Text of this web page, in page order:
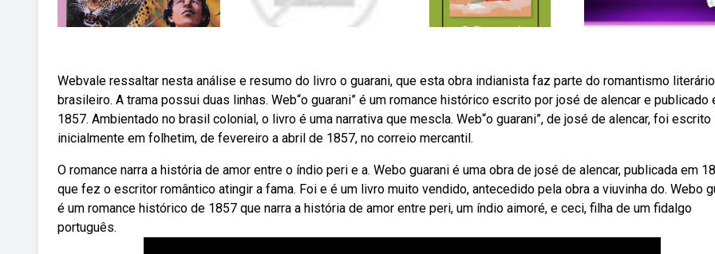
Webvale ressaltar nesta análise e resumo do livro o guarani, que esta obra indianista faz parte do romantismo literário
brasileiro. A trama possui duas linhas. Web“o guarani” é um romance histórico escrito por josé de alencar e publicado
1857. Ambientado no brasil colonial, o livro é uma narrativa que mescla. Web“o guarani”, de josé de alencar, foi escrito
inicialmente em folhetim, de fevereiro a abril de 1857, no correio mercantil.
O romance narra a história de amor entre o índio peri e a. Webo guarani é uma obra de josé de alencar, publicada em
que fez o escritor romântico atingir a fama. Foi e é um livro muito vendido, antecedido pela obra a viuvinha do. Webo
é um romance histórico de 1857 que narra a história de amor entre peri, um índio aimoré, e ceci, filha de um fidalgo
português.